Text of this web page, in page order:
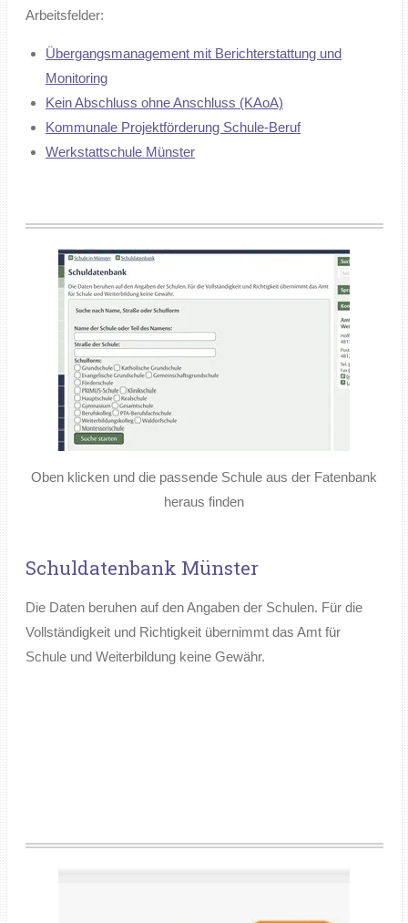
Arbeitsfelder:
Übergangsmanagement mit Berichterstattung und
Monitoring
Kein Abschluss ohne Anschluss (KAoA)
Kommunale Projektförderung Schule-Beruf
Werkstattschule Münster
Oben klicken und die passende Schule aus der Fatenbank
heraus finden
Schuldatenbank Münster
Die Daten beruhen auf den Angaben der Schulen. Für die
Vollständigkeit und Richtigkeit übernimmt das Amt für
Schule und Weiterbildung keine Gewähr.